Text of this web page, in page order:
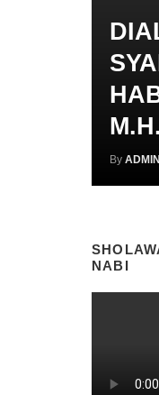
By
NABI